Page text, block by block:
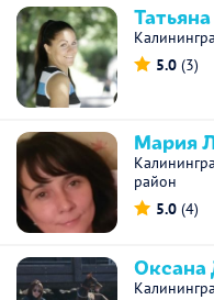
5.0 (3)
Мария
район
5.0 (4)
Оксана